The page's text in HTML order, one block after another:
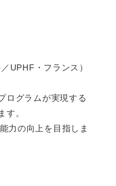
UPHF・フランス）
ログラムが実現する
す。
力の向上を目指しま